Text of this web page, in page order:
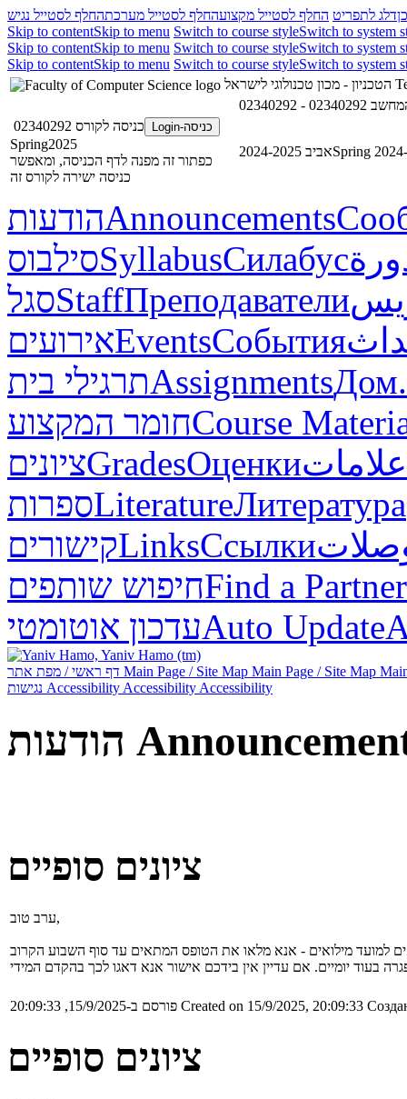
דלג לתפריט החלף לסטייל מקצועהחלף לסטייל מערכתהחלף לסטייל נגיש
Skip to contentSkip to menu Switch to course styleSwitch to system
Skip to contentSkip to menu Switch to course styleSwitch to system
Skip to contentSkip to menu Switch to course styleSwitch to system
המחשב
כניסה-Login
כניסה לקורס 02340292
Spring2025
כפתור זה מפנה לדף הכניסה, ומאפשר
כניסה ישירה לקורס זה
אביב 2024-2025Spring
הודעותAnnouncements
סילבוסSyllabusСилабус
סגלStaffПреподаватели
אירועיםEventsСобытия
תרגילי ביתAssignmentsДом.
חומר המקצועCourse
ציוניםGradesОценкиعلامات
ספרותLiteratureЛитература
קישוריםLinksСсылки
חיפוש שותפיםFind a Partner
עדכון אוטומטיAuto Update
Main Page / Site Map Main Page / Site Map
Accessibility Accessibility Accessibility
הודעות
ציונים סופיים
ערב טוב,
פורסם ב-15/9/2025, 20:09:33 Created on 15/9/2025, 20:09:33
ציונים סופיים